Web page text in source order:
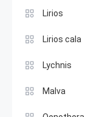
Lirios
Lirios cala
Lychnis
Malva